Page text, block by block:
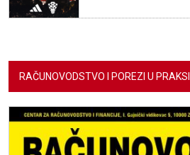
RAČUNOVODSTVO I POREZI U PRAKSI